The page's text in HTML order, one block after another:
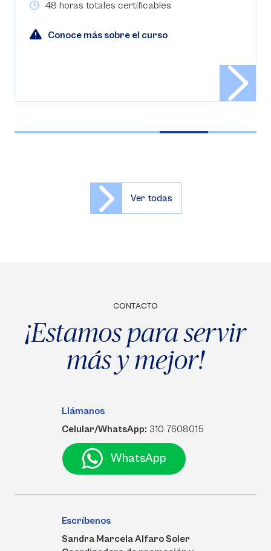
48 horas totales certificables
Conoce más sobre el curso
Ver todas
CONTACTO
¡Estamos para servir
más y mejor!
Llámanos
Celular/WhatsApp: 310 7608015
WhatsApp
Escríbenos
Sandra Marcela Alfaro Soler